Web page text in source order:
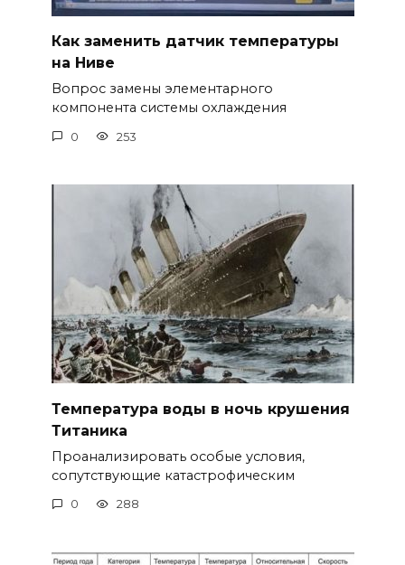
Как заменить датчик температуры
на Ниве
Вопрос замены элементарного
компонента системы охлаждения
0 253
Температура воды в ночь крушения
Титаника
Проанализировать особые условия,
сопутствующие катастрофическим
0 288